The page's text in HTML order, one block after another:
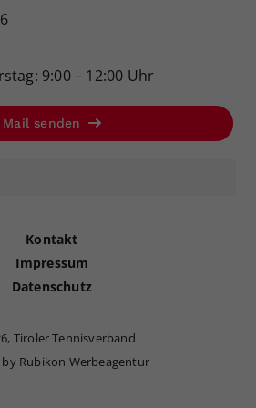
9:00 – 12:00 Uhr
Mail senden
Kontakt
Impressum
Datenschutz
Tiroler Tennisverband
Rubikon Werbeagentur